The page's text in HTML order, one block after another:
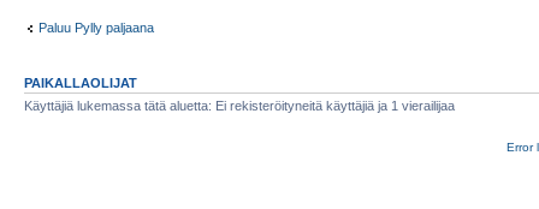
Paluu Pylly paljaana
PAIKALLAOLIJAT
Käyttäjiä lukemassa tätä aluetta: Ei rekisteröityneitä käyttäjiä ja 1 vierailijaa
Error